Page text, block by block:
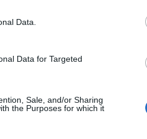
Data.
Data for Targeted
Sale, and/or Sharing
the Purposes for which it
τη χώρα στην πιο
πρόσφατες εξελίξεις
των θυμάτων να
εάν τα λείψανα που